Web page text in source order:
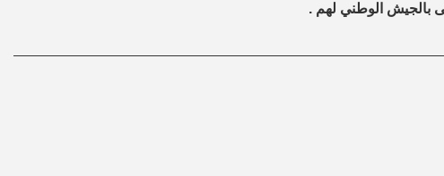
بالجيش الوطني لهم .